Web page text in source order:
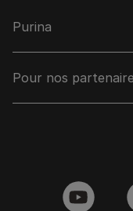
Purina
Pour nos
youtube